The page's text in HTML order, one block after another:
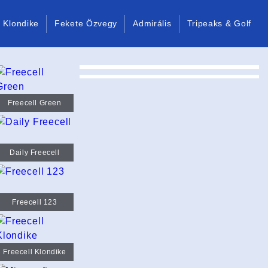
Klondike Fekete Özvegy Admirális Tripeaks & Golf
Freecell Green
Daily Freecell
Freecell 123
Freecell Klondike